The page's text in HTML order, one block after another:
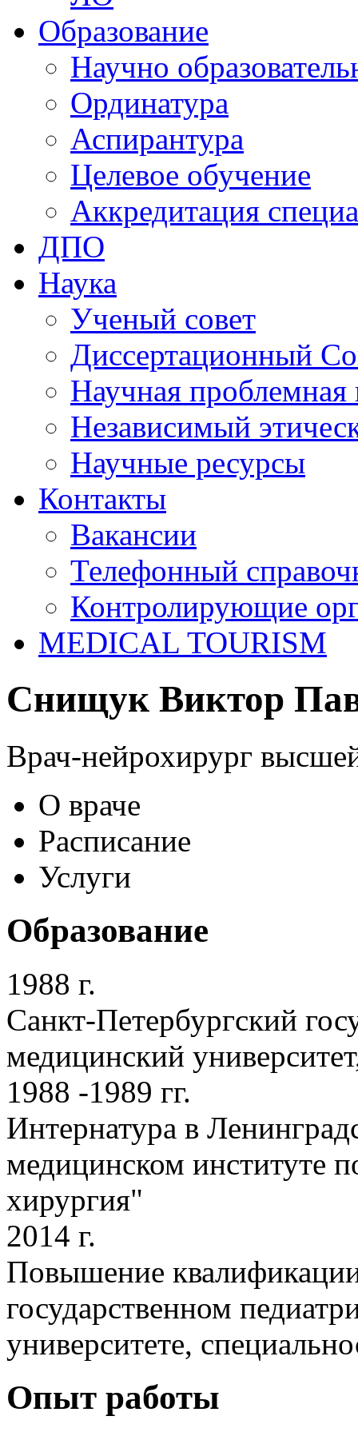
Образование
Научно
Ординатура
Аспирантура
Целевое обучение
Аккредитация
ДПО
Наука
Ученый совет
Диссертационный
Научная проблемная
Независимый
Научные ресурсы
Контакты
Вакансии
Телефонный
Контролирующие
MEDICAL TOURISM
Снищук Виктор
Врач-нейрохирург
О враче
Расписание
Услуги
Образование
1988 г.
Санкт-Петербургский
медицинский
1988 -1989 гг.
Интернатура в
медицинском институте
хирургия"
2014 г.
Повышение
государственном
университете,
Опыт работы